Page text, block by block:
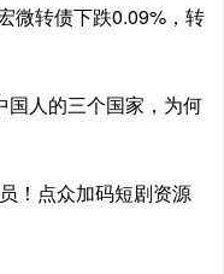
微转债下跌0.09%，转
国人的三个国家，为何
！点众加码短剧资源